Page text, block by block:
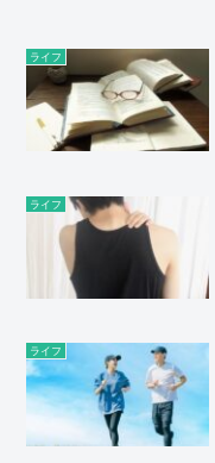
ライフ
ライフ
ライフ